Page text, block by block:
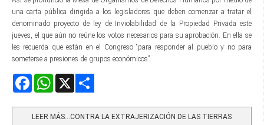
una carta pública dirigida a los legisladores que deben comenzar a tratar el
denominado proyecto de ley de Inviolabilidad de la Propiedad Privada este
jueves, el que aún no reúne los votos necesarios para su aprobación. En ella se
les recuerda que están en el Congreso “para responder al pueblo y no para
someterse a presiones de grupos económicos”.
FacebookWhatsApp
LEER MÁS…CONTRA LA EXTRAJERIZACIÓN DE LAS TIERRAS